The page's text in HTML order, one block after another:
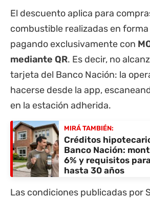
El descuento aplica para
combustible realizadas en
pagando exclusivamente con
mediante QR. Es decir, no
tarjeta del Banco Nación: la
hacerse desde la app,
en la estación adherida.
MIRÁ TAMBIÉN:
Créditos
Banco Nación:
6% y requisitos
hasta 30 años
Las condiciones publicadas por